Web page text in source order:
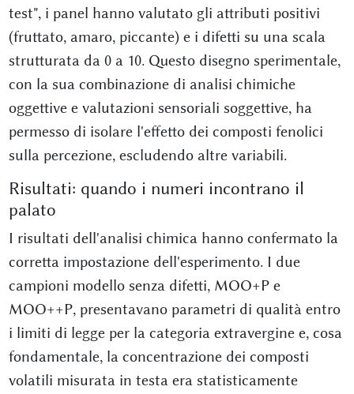
test", i panel hanno valutato gli attributi positivi
(fruttato, amaro, piccante) e i difetti su una scala
strutturata da 0 a 10. Questo disegno sperimentale,
con la sua combinazione di analisi chimiche
oggettive e valutazioni sensoriali soggettive, ha
permesso di isolare l'effetto dei composti fenolici
sulla percezione, escludendo altre variabili.
Risultati: quando i numeri incontrano il
palato
I risultati dell'analisi chimica hanno confermato la
corretta impostazione dell'esperimento. I due
campioni modello senza difetti, MOO+P e
MOO++P, presentavano parametri di qualità entro
i limiti di legge per la categoria extravergine e, cosa
fondamentale, la concentrazione dei composti
volatili misurata in testa era statisticamente